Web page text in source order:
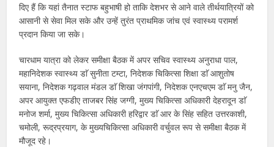
दिए हैं कि यहां तैनात स्टाफ बहुभाषी हो ताकि देशभर से आने वाले तीर्थयात्रियों को
आसानी से सेवा मिल सके और उन्हें तुरंत प्राथमिक जांच एवं स्वास्थ्य परामर्श
प्रदान किया जा सके।
चारधाम यात्रा को लेकर समीक्षा बैठक में अपर सचिव स्वास्थ्य अनुराधा पाल,
महानिदेशक स्वास्थ्य डाॅ सुनीता टम्टा, निदेशक चिकित्सा शिक्षा डाॅ आशुतोष
सयाना, निदेशक गढ़वाल मंडल डाॅ शिखा जंगपांगी, निदेशक एनएचएम डाॅ मनु जैन,
अपर आयुक्त एफडीए ताजबर सिंह जग्गी, मुख्य चिकित्सा अधिकारी देहरादून डाॅ
मनोज शर्मा, मुख्य चिकित्सा अधिकारी हरिद्वार डाॅ आर के सिंह सहित उत्तरकाशी,
चमोली, रूद्रप्रयाग, के मुख्यचिकित्सा अधिकारी वर्चुवल रूप से समीक्षा बैठक में
मौजूद रहे।